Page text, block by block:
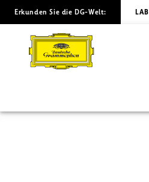
David
Garrett
Biografie
Erkunden Sie die DG-Welt: